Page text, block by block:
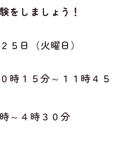
をしましょう！
日（火曜日）
時１５分～１１時４５
～４時３０分